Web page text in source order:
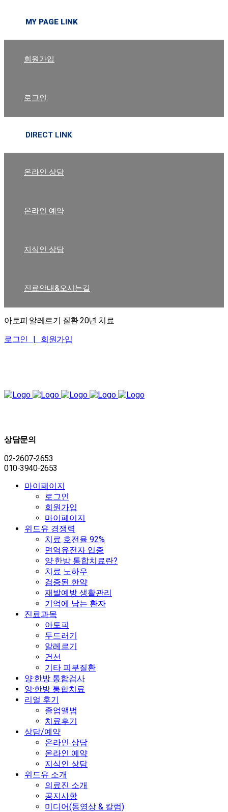
MY PAGE LINK
회원가입
로그인
DIRECT LINK
온라인 상담
온라인 예약
지식인 상담
진료안내&오시는길
아토피·알레르기 질환 20년 치료
로그인 | 회원가입
상담문의
02-2607-2653
010-3940-2653
마이페이지
로그인
회원가입
마이페이지
위드유 경쟁력
치료 호전율 92%
면역유전자 입증
양·한방 통합치료란?
치료 노하우
검증된 한약
재발예방 생활관리
기억에 남는 환자
진료과목
아토피
두드러기
알레르기
건선
기타 피부질환
양·한방 통합검사
양·한방 통합치료
리얼 후기
졸업앨범
치료후기
상담/예약
온라인 상담
온라인 예약
지식인 상담
위드유 소개
의료진 소개
공지사항
미디어(동영상 & 칼럼)